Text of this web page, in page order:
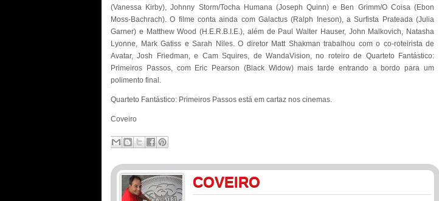
(Vanessa Kirby), Johnny Storm/Tocha Humana (Joseph Quinn) e Ben Grimm/O Coisa (Ebon
Moss-Bachrach). O filme conta ainda com Galactus (Ralph Ineson), a Surfista Prateada (Julia
Garner) e Matthew Wood (H.E.R.B.I.E.), além de Paul Walter Hauser, John Malkovich, Natasha
Lyonne, Mark Gatiss e Sarah Niles. O diretor Matt Shakman trabalhou com o co-roteirista de
Avatar, Josh Friedman, e Cam Squires, de WandaVision, no roteiro de Quarteto Fantástico:
Primeiros Passos, com Eric Pearson (Black Widow) mais tarde entrando a bordo para um
polimento final.
Quarteto Fantástico: Primeiros Passos está em cartaz nos cinemas.
Coveiro
COVEIRO